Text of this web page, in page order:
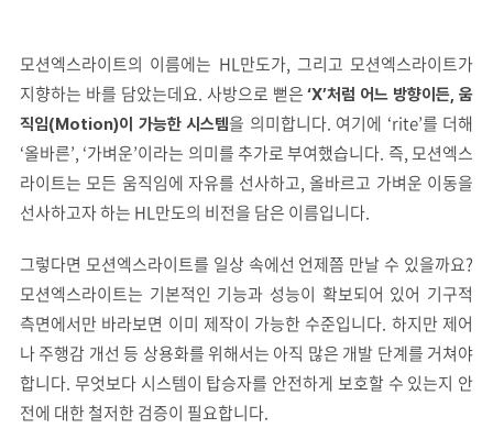
모션엑스라이트의 이름에는 HL만도가, 그리고 모션엑스라이트가
지향하는 바를 담았는데요. 사방으로 뻗은‘X’처럼 어느 방향이든, 움
직임(Motion)이 가능한 시스템을 의미합니다. 여기에 ‘rite’를 더해
‘올바른’, ‘가벼운’이라는 의미를 추가로 부여했습니다. 즉, 모션엑스
라이트는 모든 움직임에 자유를 선사하고, 올바르고 가벼운 이동을
선사하고자 하는 HL만도의 비전을 담은 이름입니다.
그렇다면 모션엑스라이트를 일상 속에선 언제쯤 만날 수 있을까요?
모션엑스라이트는 기본적인 기능과 성능이 확보되어 있어 기구적
측면에서만 바라보면 이미 제작이 가능한 수준입니다. 하지만 제어
나 주행감 개선 등 상용화를 위해서는 아직 많은 개발 단계를 거쳐야
합니다. 무엇보다 시스템이 탑승자를 안전하게 보호할 수 있는지 안
전에 대한 철저한 검증이 필요합니다.